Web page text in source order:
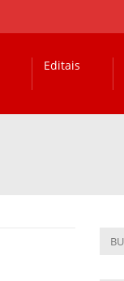
Editais